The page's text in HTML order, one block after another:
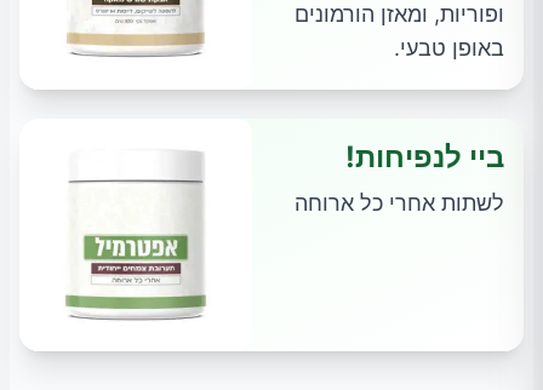
ופוריות, ומאזן הורמונים
באופן טבעי.
ביי לנפיחות!
לשתות אחרי כל ארוחה